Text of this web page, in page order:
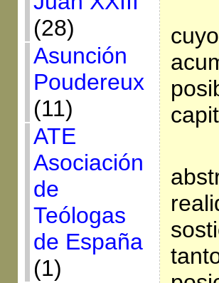
(28)
Asunción
Poudereux
(11)
ATE
Asociación
de
Teólogas
de España
(1)